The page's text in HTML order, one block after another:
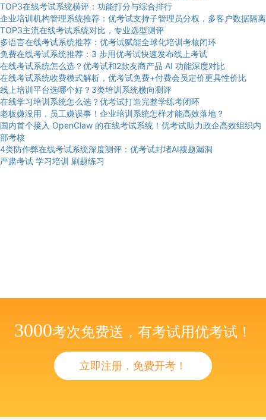
TOP3在线考试系统横评：功能打分与综合排行
企业培训机构管理系统推荐：优考试支持子管理员分权，多客户数据隔离
TOP3主流在线考试系统对比，专业选型测评
多语言在线考试系统推荐：优考试赋能全球化培训考核闭环
免费在线考试系统推荐：3 步用优考试快速发布线上考试
在线考试系统怎么选？优考试和2款友商产品 AI 功能深度对比
在线考试系统收费模式解析，优考试免费+付费会员定价更具性价比
线上培训平台选哪个好？3类培训系统横向测评
在线学习培训系统怎么选？优考试打造完整学练考闭环
老板嫌没用，员工嫌误事！企业培训系统怎样才能高效落地？
国内首个接入 OpenClaw 的在线考试系统！优考试助力政企高效组织内
部考核
4类防作弊在线考试系统深度测评：优考试封堵AI搜题漏洞
严肃考试 学习培训 刷题练习
3000考次免费送，有考试用优考试！
立即注册，免费开考！